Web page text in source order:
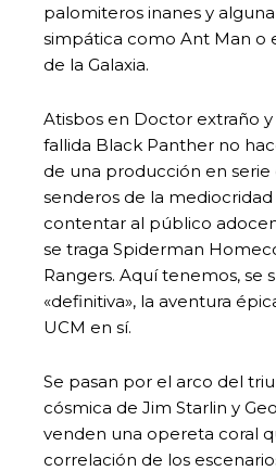
palomiteros inanes y
simpática como Ant Man o
de la Galaxia.
Atisbos en Doctor extraño
fallida Black Panther no
de una producción en serie
senderos de la
contentar al público
se traga Spiderman
Rangers. Aquí tenemos, se
«definitiva», la aventura
UCM en sí.
Se pasan por el arco del
cósmica de Jim Starlin y
venden una opereta coral
correlación de los